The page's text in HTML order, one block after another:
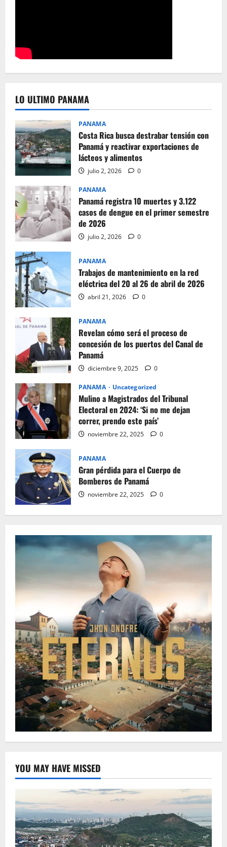
LO ULTIMO PANAMA
PANAMA
Costa Rica busca destrabar tensión con
Panamá y reactivar exportaciones de
lácteos y alimentos
julio 2, 2026 0
PANAMA
Panamá registra 10 muertes y 3.122
casos de dengue en el primer semestre
de 2026
julio 2, 2026 0
PANAMA
Trabajos de mantenimiento en la red
eléctrica del 20 al 26 de abril de 2026
abril 21, 2026 0
PANAMA
Revelan cómo será el proceso de
concesión de los puertos del Canal de
Panamá
diciembre 9, 2025 0
PANAMA Uncategorized
Mulino a Magistrados del Tribunal
Electoral en 2024: ‘Si no me dejan
correr, prendo este país’
noviembre 22, 2025 0
PANAMA
Gran pérdida para el Cuerpo de
Bomberos de Panamá
noviembre 22, 2025 0
YOU MAY HAVE MISSED